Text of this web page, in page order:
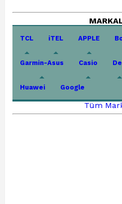
TCL iTEL APPLE
Garmin-Asus Casio
Huawei Google
Tüm